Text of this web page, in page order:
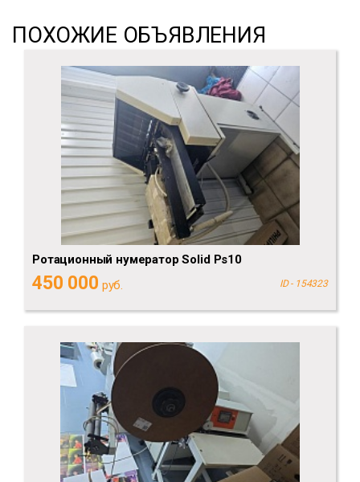
ПОХОЖИЕ ОБЪЯВЛЕНИЯ
Ротационный нумератор Solid Ps10
450 000 руб. ID - 154323